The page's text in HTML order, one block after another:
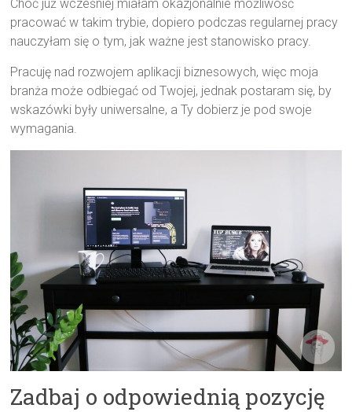
Choć już wcześniej miałam okazjonalnie możliwość
pracować w takim trybie, dopiero podczas regularnej pracy
nauczyłam się o tym, jak ważne jest stanowisko pracy.
Pracuję nad rozwojem aplikacji biznesowych, więc moja
branża może odbiegać od Twojej, jednak postaram się, by
wskazówki były uniwersalne, a Ty dobierz je pod swoje
wymagania.
Zadbaj o odpowiednią pozycję